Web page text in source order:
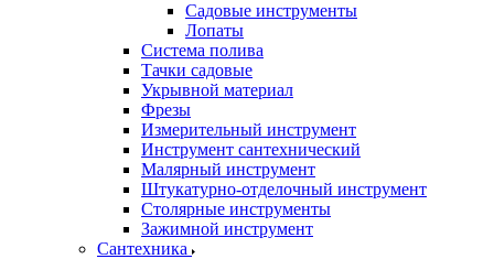
Садовые инструменты
Лопаты
Система полива
Тачки садовые
Укрывной материал
Фрезы
Измерительный инструмент
Инструмент сантехнический
Малярный инструмент
Штукатурно-отделочный инструмент
Cтолярные инструменты
Зажимной инструмент
Сантехника